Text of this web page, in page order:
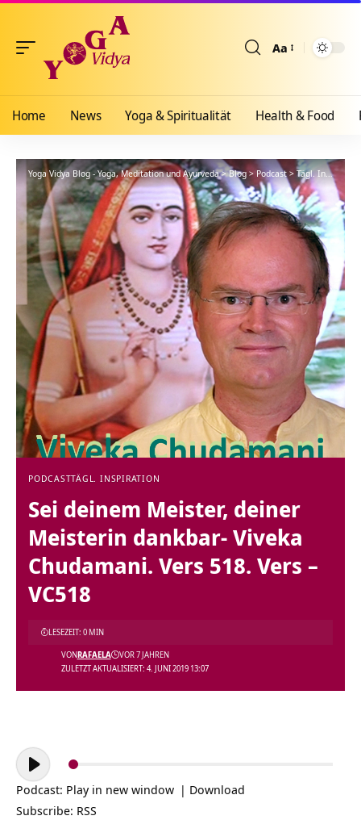
Aa
Home News Yoga & Spiritualität Health & Food
Yoga Vidya Blog - Yoga, Meditation und Ayurveda>Blog> Podcast> Tägl. Inspiration
PODCASTTÄGL. INSPIRATION
Sei deinem Meister, deiner
Meisterin dankbar- Viveka
Chudamani. Vers 518. Vers –
VC518
ZULETZT AKTUALISIERT: 4. JUNI 2019 13:07
VONRAFAELA VOR 7 JAHREN
LESEZEIT: 0 MIN
Audio-
Player
Podcast: Play in new window | Download
Subscribe: RSS